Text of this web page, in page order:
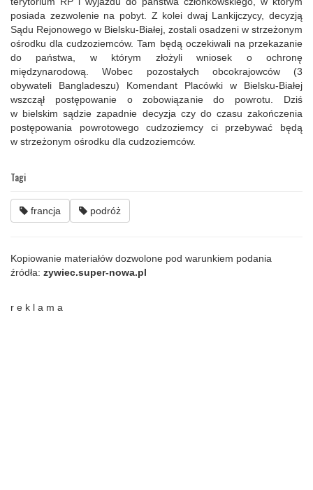
posiada zezwolenie na pobyt. Z kolei dwaj Lankijczycy, decyzją
Sądu Rejonowego w Bielsku-Białej, zostali osadzeni w strzeżonym
ośrodku dla cudzoziemców. Tam będą oczekiwali na przekazanie
do państwa, w którym złożyli wniosek o ochronę
międzynarodową. Wobec pozostałych obcokrajowców (3
obywateli Bangladeszu) Komendant Placówki w Bielsku-Białej
wszczął postępowanie o zobowiązanie do powrotu. Dziś
w bielskim sądzie zapadnie decyzja czy do czasu zakończenia
postępowania powrotowego cudzoziemcy ci przebywać będą
w strzeżonym ośrodku dla cudzoziemców.
Tagi
francja podróż
Kopiowanie materiałów dozwolone pod warunkiem podania
źródła: zywiec.super-nowa.pl
r e k l a m a